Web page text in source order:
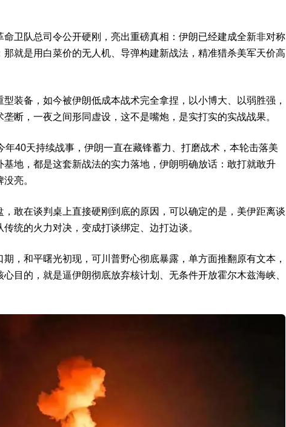
卫队总司令公开硬刚，亮出重磅真相：伊朗已经建成全新非对称
就是用白菜价的无人机、导弹构建新战法，精准猎杀美军天价高
装备，如今被伊朗低成本战术完全拿捏，以小博大、以弱胜强，
断，一夜之间形同虚设，这不是嘴炮，是实打实的实战战果。
年40天持续战事，伊朗一直在藏锋蓄力、打磨战术，本轮击落美
地，都是这套新战法的实力落地，伊朗明确放话：敢打就敢升
亮。
敢在谈判桌上直接硬刚到底的原因，可以确定的是，美伊距离谈
统的火力对决，变成打谈绑定、边打边谈。
，和平曙光初现，可川普野心彻底暴露，单方面推翻原有文本，
目的，就是逼伊朗彻底放弃核计划、无条件开放霍尔木兹海峡、